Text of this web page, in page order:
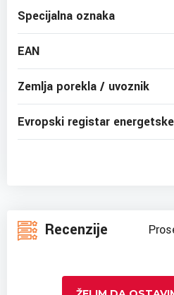
Specijalna oznaka
EAN
Zemlja porekla / uvoznik
Evropski registar
Recenzije